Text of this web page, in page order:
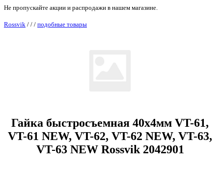
Не пропускайте акции и распродажи в нашем магазине.
Rossvik / / / подобные товары
Гайка быстросъемная 40х4мм VT-61,
VT-61 NEW, VT-62, VT-62 NEW, VT-63,
VT-63 NEW Rossvik 2042901